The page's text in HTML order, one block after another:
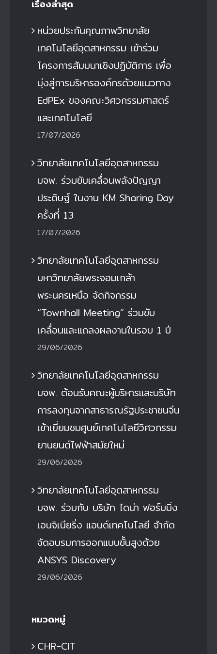
เรื่องล่าสุด
หน่วยประกันคุณภาพวิทยาลัย
เทคโนโลยีอุตสาหกรรม เข้าร่วม
โครงการสัมมนาเชิงปฏิบัติการ เพื่อ
มุ่งสู่การบริหารองค์กรด้วยแนวทาง
EdPEx ของคณะวิศวกรรมศาสตร์
และเทคโนโลยี
17/07/2026
วิทยาลัยเทคโนโลยีอุตสาหกรรม
มจพ. ร่วมขับเคลื่อนพลังปัญญา
ประดิษฐ์ ในงาน KM Sharing Day
ครั้งที่ 13
17/07/2026
วิทยาลัยเทคโนโลยีอุตสาหกรรม
มหาวิทยาลัยพระจอมเกล้า
พระนครเหนือ จัดกิจกรรม
“Townhall Meeting” ร่วมขับ
เคลื่อนและแถลงผลงานในรอบ 1 ปี
29/06/2026
วิทยาลัยเทคโนโลยีอุตสาหกรรม
มจพ. ต้อนรับคณะผู้บริหารและบริษัท
การลงทุนจากสาธารณรัฐประชาชนจีน
เข้าเยี่ยมชมศูนย์เทคโนโลยีวิศวกรรม
ยานยนต์ไฟฟ้าสมัยใหม่
29/06/2026
วิทยาลัยเทคโนโลยีอุตสาหกรรม
มจพ. ร่วมกับ บริษัท ไดน่า ฟอร์มมิ่ง
เอนจิเนียริ่ง แอนด์เทคโนโลยี จำกัด
จัดอบรมการออกแบบขั้นสูงด้วย
ANSYS Discovery
29/06/2026
หมวดหมู่
CHR-CIT